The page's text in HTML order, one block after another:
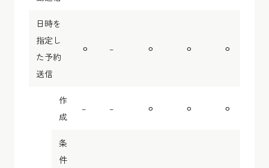
日時を
指定し
た予約
送信
⚪︎ – ⚪︎ ⚪︎ ⚪︎
作
成
– – ⚪︎ ⚪︎ ⚪︎
条
件